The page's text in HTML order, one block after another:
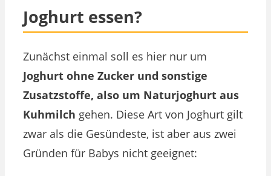
Joghurt essen?
Zunächst einmal soll es hier nur um
Joghurt ohne Zucker und sonstige
Zusatzstoffe, also um Naturjoghurt aus
Kuhmilch gehen. Diese Art von Joghurt gilt
zwar als die Gesündeste, ist aber aus zwei
Gründen für Babys nicht geeignet: